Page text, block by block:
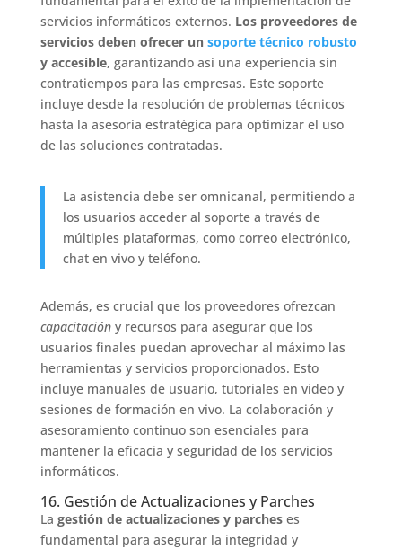
servicios informáticos externos. Los proveedores de
servicios deben ofrecer un soporte técnico robusto
y accesible, garantizando así una experiencia sin
contratiempos para las empresas. Este soporte
incluye desde la resolución de problemas técnicos
hasta la asesoría estratégica para optimizar el uso
de las soluciones contratadas.
La asistencia debe ser omnicanal, permitiendo a
los usuarios acceder al soporte a través de
múltiples plataformas, como correo electrónico,
chat en vivo y teléfono.
Además, es crucial que los proveedores ofrezcan
capacitacióny recursos para asegurar que los
usuarios finales puedan aprovechar al máximo las
herramientas y servicios proporcionados. Esto
incluye manuales de usuario, tutoriales en video y
sesiones de formación en vivo. La colaboración y
asesoramiento continuo son esenciales para
mantener la eficacia y seguridad de los servicios
informáticos.
16. Gestión de Actualizaciones y Parches
La gestión de actualizaciones y parcheses
fundamental para asegurar la integridad y